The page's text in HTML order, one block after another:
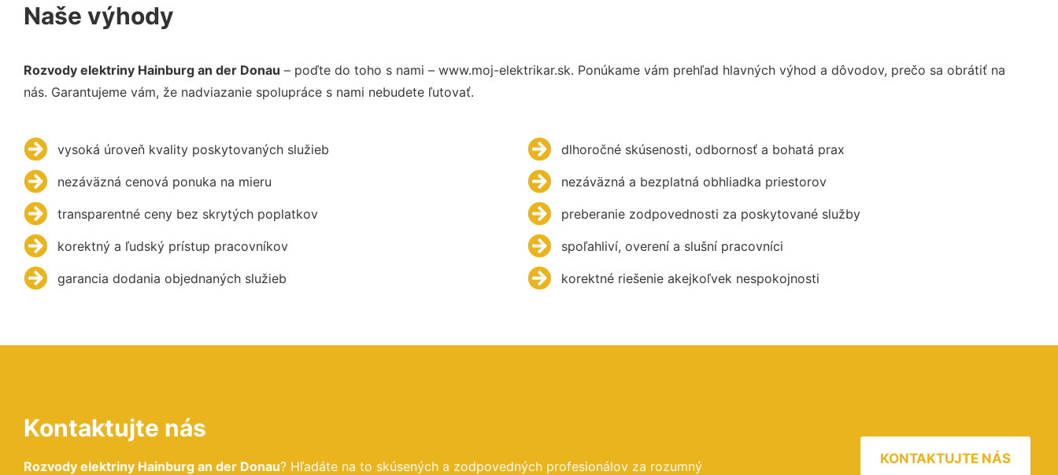
Naše výhody
Rozvody elektriny Hainburg an der Donau – poďte do toho s nami – www.moj-elektrikar.sk. Ponúkame vám prehľad hlavných výhod a dôvodov, prečo sa obrátiť na
nás. Garantujeme vám, že nadviazanie spolupráce s nami nebudete ľutovať.
vysoká úroveň kvality poskytovaných služieb
nezáväzná cenová ponuka na mieru
transparentné ceny bez skrytých poplatkov
korektný a ľudský prístup pracovníkov
garancia dodania objednaných služieb
dlhoročné skúsenosti, odbornosť a bohatá prax
nezáväzná a bezplatná obhliadka priestorov
preberanie zodpovednosti za poskytované služby
spoľahliví, overení a slušní pracovníci
korektné riešenie akejkoľvek nespokojnosti
Kontaktujte nás
Rozvody elektriny Hainburg an der Donau? Hľadáte na to skúsených a zodpovedných profesionálov za rozumný
KONTAKTUJTE NÁS